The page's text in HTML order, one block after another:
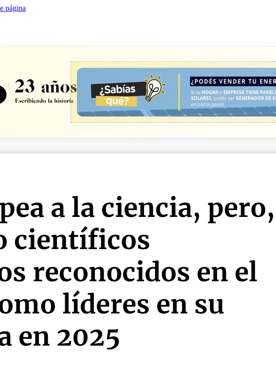
página
a la ciencia, pero,
científicos
reconocidos en el
líderes en su
en 2025